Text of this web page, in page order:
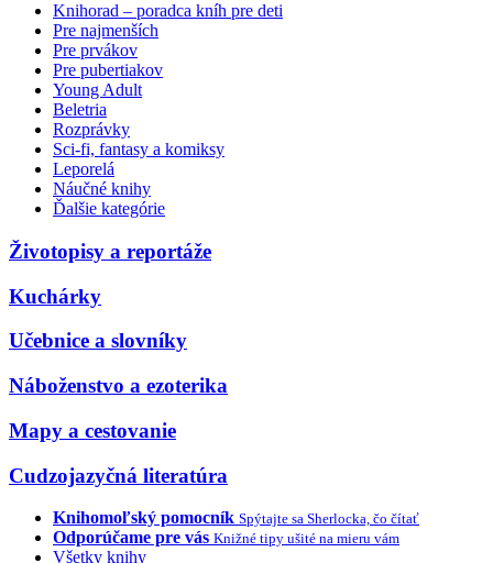
Knihorad – poradca kníh pre deti
Pre najmenších
Pre prvákov
Pre pubertiakov
Young Adult
Beletria
Rozprávky
Sci-fi, fantasy a komiksy
Leporelá
Náučné knihy
Ďalšie kategórie
Životopisy a reportáže
Kuchárky
Učebnice a slovníky
Náboženstvo a ezoterika
Mapy a cestovanie
Cudzojazyčná literatúra
Knihomoľský pomocník Spýtajte sa Sherlocka, čo čítať
Odporúčame pre vás Knižné tipy ušité na mieru vám
Všetky knihy